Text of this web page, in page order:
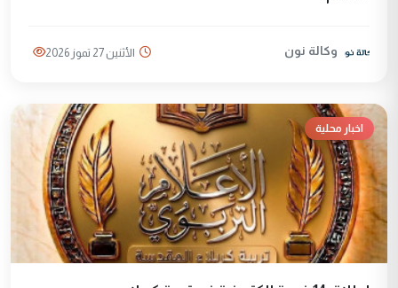
وكالة نون الأثنين 27 تموز 2026
اخبار محلية